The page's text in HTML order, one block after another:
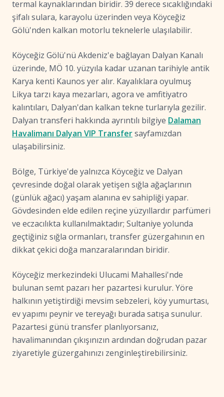
termal kaynaklarından biridir. 39 derece sıcaklığındaki
şifalı sulara, karayolu üzerinden veya Köyceğiz
Gölü'nden kalkan motorlu teknelerle ulaşılabilir.
Köyceğiz Gölü'nü Akdeniz'e bağlayan Dalyan Kanalı
üzerinde, MÖ 10. yüzyıla kadar uzanan tarihiyle antik
Karya kenti Kaunos yer alır. Kayalıklara oyulmuş
Likya tarzı kaya mezarları, agora ve amfitiyatro
kalıntıları, Dalyan'dan kalkan tekne turlarıyla gezilir.
Dalyan transferi hakkında ayrıntılı bilgiye Dalaman
Havalimanı Dalyan VIP Transfersayfamızdan
ulaşabilirsiniz.
Bölge, Türkiye'de yalnızca Köyceğiz ve Dalyan
çevresinde doğal olarak yetişen sığla ağaçlarının
(günlük ağacı) yaşam alanına ev sahipliği yapar.
Gövdesinden elde edilen reçine yüzyıllardır parfümeri
ve eczacılıkta kullanılmaktadır; Sultaniye yolunda
geçtiğiniz sığla ormanları, transfer güzergahının en
dikkat çekici doğa manzaralarından biridir.
Köyceğiz merkezindeki Ulucami Mahallesi'nde
bulunan semt pazarı her pazartesi kurulur. Yöre
halkının yetiştirdiği mevsim sebzeleri, köy yumurtası,
ev yapımı peynir ve tereyağı burada satışa sunulur.
Pazartesi günü transfer planlıyorsanız,
havalimanından çıkışınızın ardından doğrudan pazar
ziyaretiyle güzergahınızı zenginleştirebilirsiniz.